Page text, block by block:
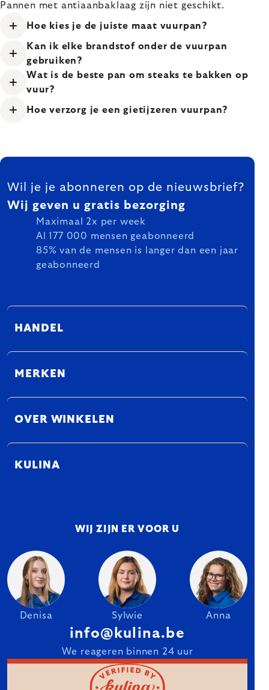
Pannen met antiaanbaklaag zijn niet geschikt.
Hoe kies je de juiste maat vuurpan?
Kan ik elke brandstof onder de vuurpan
gebruiken?
Wat is de beste pan om steaks te bakken op
vuur?
Hoe verzorg je een gietijzeren vuurpan?
FOOTER
Wil je je abonneren op de nieuwsbrief?
Wij geven u gratis bezorging
Maximaal 2x per week
Al 177 000 mensen geabonneerd
85% van de mensen is langer dan een jaar
geabonneerd
HANDEL
MERKEN
OVER WINKELEN
KULINA
WIJ ZIJN ER VOOR U
Denisa Sylwie Anna
info@kulina.be
We reageren binnen 24 uur